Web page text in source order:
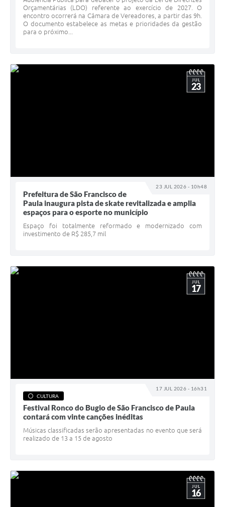
Orçamentárias (LDO) referente ao exercício de 2027. O
encontro ocorrerá na Câmara de Vereadores, a partir das 9h.
O documento estabelece as metas e prioridades da gestão
para o próximo...
23 JUL 2026 - 10h48
JUL
23
Prefeitura de São Francisco de
Paula inaugura pista de skate revitalizada e amplia
espaços para o esporte no município
Espaço foi totalmente reformado e modernizado com
investimento de R$ 285,7 mil
17 JUL 2026 - 16h31
JUL
17
CULTURA
Festival Ronco do Bugio de São Francisco de Paula
contará com vinte canções inéditas
Músicas classificadas serão apresentadas no evento que será
realizado de 13 a 15 de agosto
JUL
16